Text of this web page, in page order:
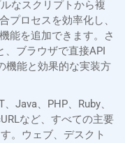
なスクリプトから複
プロセスを効率化し、
能を追加できます。さ
、ブラウザで直接API
機能と効果的な実装方
Java、PHP、Ruby、
など、すべての主要
。ウェブ、デスクト